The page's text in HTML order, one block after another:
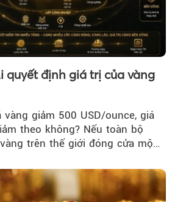
quyết định giá trị của vàng
vàng giảm 500 USD/ounce, giá
theo không? Nếu toàn bộ
trên thế giới đóng cửa một